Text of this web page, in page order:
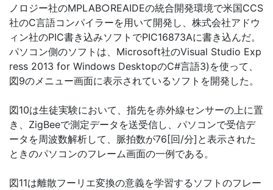
ノロジー社のMPLAB○REAIDEの統合開発環境で米国CCS
社のC言語コンパイラーを用いて開発し、株式会社アドウ
ィン社のPIC書き込みソフトでPIC16873Aに書き込んだ。
パソコン側のソフトは、Microsoft社のVisual Studio Exp
ress 2013 for Windows DesktopのC#言語3)を使って、
図9のメニュー画面に表示されているソフトを開発した。
図10は生徒実験において、指先を赤外線センサーの上に置
き、ZigBeeで測定データを送受信し、パソコンで受信デ
ータを周波数解析して、脈拍数が76[回/分]と表示された
ときのパソコンのフレーム画面の一例である。
図11は離散フーリエ変換の意義を学習するソフトのフレー